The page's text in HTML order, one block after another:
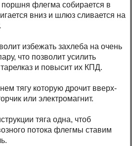
флегма собирается в
вниз и шлюз сливается на
избежать захлеба на очень
что позволит усилить
и повысит их КПД.
тягу которую дрочит вверх-
или электромагнит.
тяга одна, чтоб
потока флегмы ставим